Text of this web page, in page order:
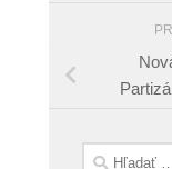
Hľadať: